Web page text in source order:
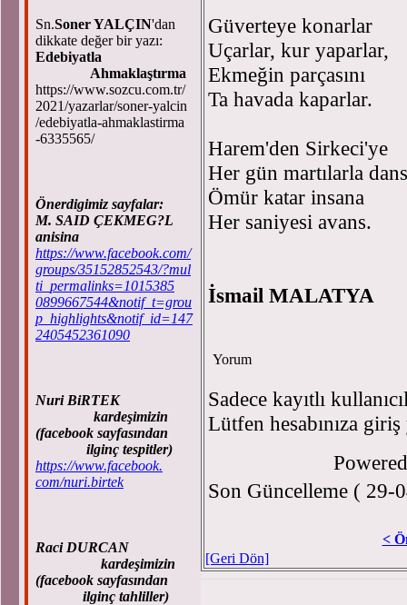
Sn.Soner YALÇIN'dan
dikkate değer bir yazı:
Edebiyatla
Ahmaklaştırma
https://www.sozcu.com.tr/
2021/yazarlar/soner-yalcin
/edebiyatla-ahmaklastirma
-6335565/
Önerdigimiz sayfalar:
M. SAID ÇEKMEG?L
anisina
https://www.facebook.com/
groups/35152852543/?mul
ti_permalinks=1015385
0899667544&notif_t=grou
p_highlights&notif_id=147
2405452361090
Nuri BiRTEK
kardeşimizin
(facebook sayfasından
ilginç tespitler)
https://www.facebook.
com/nuri.birtek
Raci DURCAN
kardeşimizin
(facebook sayfasından
ilginç tahliller)
Güverteye konarlar
Uçarlar, kur yaparlar,
Ekmeğin parçasını
Ta havada kaparlar.
Harem'den Sirkeci'ye
Her gün martılarla
Ömür katar insana
Her saniyesi avans.
İsmail MALATYA
Yorum
Sadece kayıtlı
Lütfen hesabınıza
Son Güncelleme ( 29-
<
[Geri Dön]